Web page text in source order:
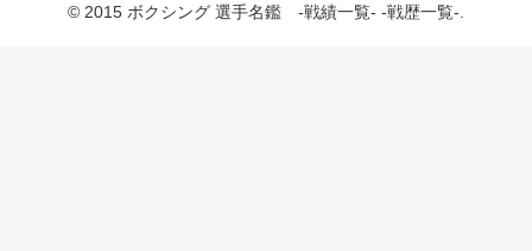
© 2015 ボクシング 選手名鑑 -戦績一覧- -戦歴一覧-.